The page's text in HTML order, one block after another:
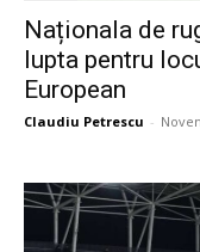
Naționala de
lupta pentru
European
Claudiu Petrescu -